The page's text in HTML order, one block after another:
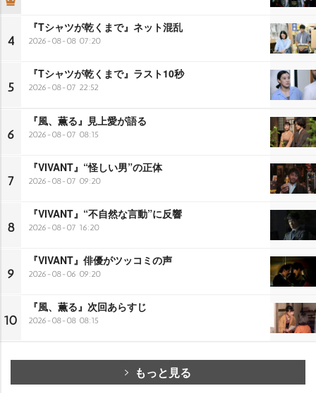
4
『Tシャツが乾くまで』ネット混乱
2026-08-08 07:20
5
『Tシャツが乾くまで』ラスト10秒
2026-08-07 22:52
6
『風、薫る』見上愛が語る
2026-08-07 08:15
7
『VIVANT』“怪しい男”の正体
2026-08-07 09:20
8
『VIVANT』“不自然な言動”に反響
2026-08-07 16:20
9
『VIVANT』俳優がツッコミの声
2026-08-06 09:20
10
『風、薫る』次回あらすじ
2026-08-08 08:15
もっと見る